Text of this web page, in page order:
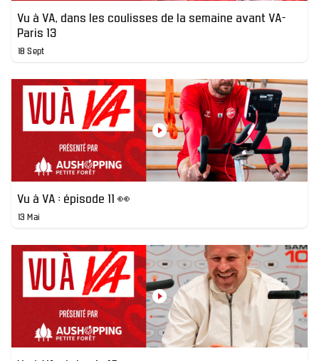
Vu à VA, dans les coulisses de la semaine avant VA-
Paris 13
18 Sept
Vu à VA : épisode 11 👀
13 Mai